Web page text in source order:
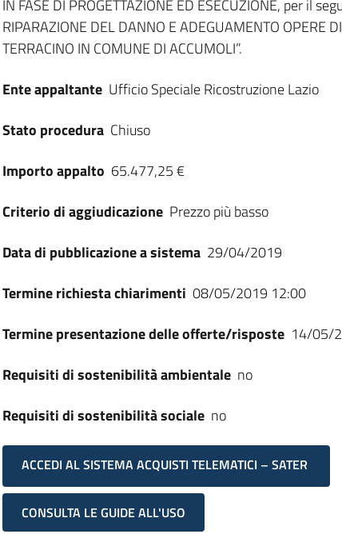
IN FASE DI PROGETTAZIONE ED ESECUZIONE, per il
RIPARAZIONE DEL DANNO E ADEGUAMENTO OPERE
TERRACINO IN COMUNE DI ACCUMOLI”.
Ente appaltante Ufficio Speciale Ricostruzione Lazio
Stato procedura Chiuso
Importo appalto 65.477,25 €
Criterio di aggiudicazione Prezzo più basso
Data di pubblicazione a sistema 29/04/2019
Termine richiesta chiarimenti 08/05/2019 12:00
Termine presentazione delle offerte/risposte 14/05/
Requisiti di sostenibilità ambientale no
Requisiti di sostenibilità sociale no
ACCEDI AL SISTEMA ACQUISTI TELEMATICI – SATER
CONSULTA LE GUIDE ALL'USO